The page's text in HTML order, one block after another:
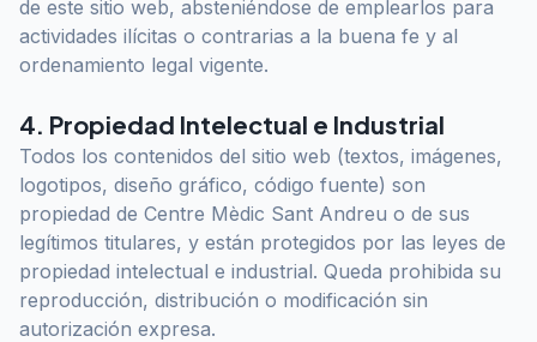
de este sitio web, absteniéndose de emplearlos para
actividades ilícitas o contrarias a la buena fe y al
ordenamiento legal vigente.
4. Propiedad Intelectual e Industrial
Todos los contenidos del sitio web (textos, imágenes,
logotipos, diseño gráfico, código fuente) son
propiedad de Centre Mèdic Sant Andreu o de sus
legítimos titulares, y están protegidos por las leyes de
propiedad intelectual e industrial. Queda prohibida su
reproducción, distribución o modificación sin
autorización expresa.